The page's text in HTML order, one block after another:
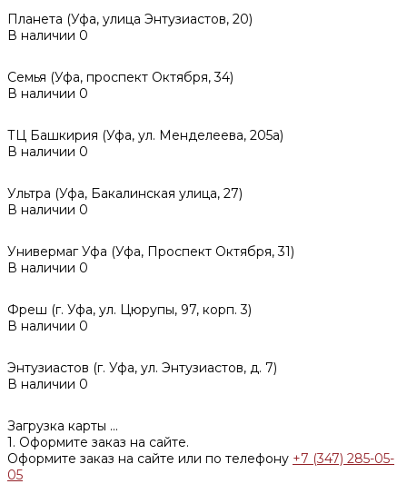
Планета (Уфа, улица Энтузиастов, 20)
В наличии 0
Семья (Уфа, проспект Октября, 34)
В наличии 0
ТЦ Башкирия (Уфа, ул. Менделеева, 205а)
В наличии 0
Ультра (Уфа, Бакалинская улица, 27)
В наличии 0
Универмаг Уфа (Уфа, Проспект Октября, 31)
В наличии 0
Фреш (г‌. Уфа, ул. Цюрупы, 97, корп. 3)
В наличии 0
Энтузиастов (г. Уфа, ул. Энтузиастов, д. 7)
В наличии 0
Загрузка карты ...
1. Оформите заказ на сайте.
Оформите заказ на сайте или по телефону +7 (347) 285-05-
05